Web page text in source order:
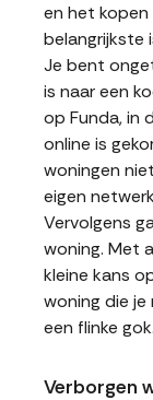
en het kopen
belangrijkste
Je bent
is naar een
op Funda, in
online is
woningen
eigen
Vervolgens
woning. Met
kleine kans
woning die je
een flinke
Verborgen